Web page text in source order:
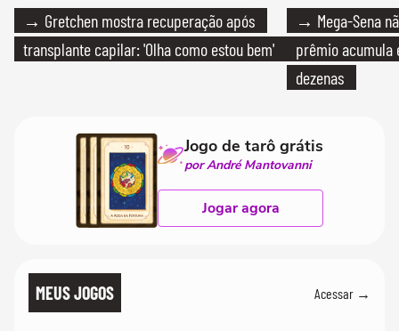
→ Gretchen mostra recuperação após
transplante capilar: 'Olha como estou bem'
→ Mega-Sena
prêmio acumula
dezenas
Jogo de tarô grátis
por André Mantovanni
Jogar agora
MEUS JOGOS Acessar →